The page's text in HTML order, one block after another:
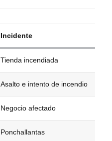
Incidente
Tienda incendiada
Asalto e intento de incendio
Negocio afectado
Ponchallantas